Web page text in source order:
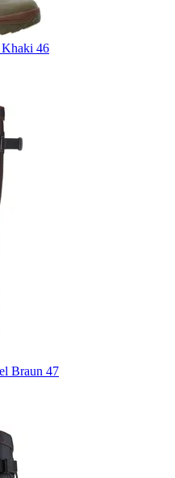
Khaki 46
Braun 47